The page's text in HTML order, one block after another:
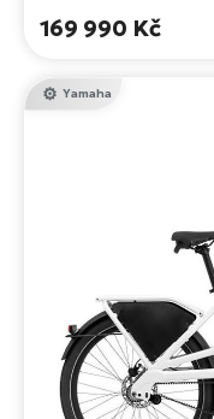
169 990 Kč
Yamaha